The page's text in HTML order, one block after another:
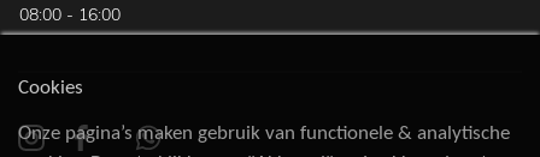
08:00 - 16:00
Cookies
Onze pagina’s maken gebruik van functionele & analytische